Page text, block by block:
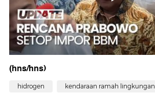
(hns/hns)
hidrogen kendaraan ramah lingkungan